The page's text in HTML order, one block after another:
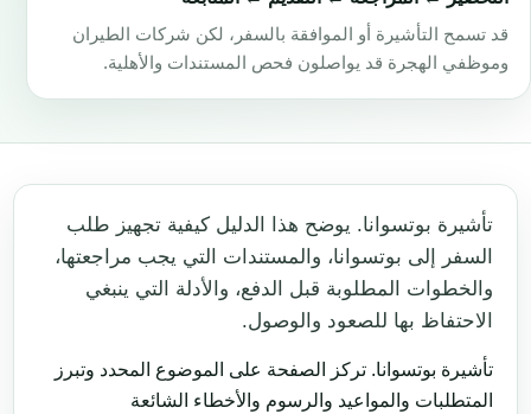
قد تسمح التأشيرة أو الموافقة بالسفر، لكن شركات الطيران
وموظفي الهجرة قد يواصلون فحص المستندات والأهلية.
تأشيرة بوتسوانا. يوضح هذا الدليل كيفية تجهيز طلب
السفر إلى بوتسوانا، والمستندات التي يجب مراجعتها،
والخطوات المطلوبة قبل الدفع، والأدلة التي ينبغي
الاحتفاظ بها للصعود والوصول.
تأشيرة بوتسوانا. تركز الصفحة على الموضوع المحدد وتبرز
المتطلبات والمواعيد والرسوم والأخطاء الشائعة